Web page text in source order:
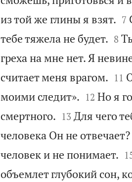
из той же глины я взят.
7
тебе тяжела не будет.
8
греха на мне нет. Я
считает меня врагом.
11
моими следит».
12 Но я
смертного.
13 Для чего
человека Он не отвечает?
человек и не понимает.
объемлет глубокий сон,